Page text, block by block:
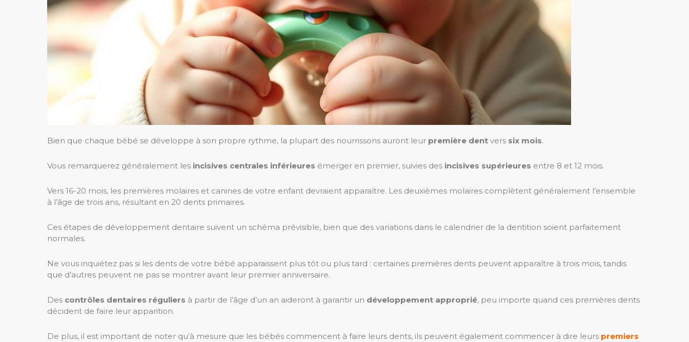
Bien que chaque bébé se développe à son propre rythme, la plupart des nourrissons auront leur première dent vers six mois.
Vous remarquerez généralement les incisives centrales inférieures émerger en premier, suivies des incisives supérieures entre 8 et 12 mois.
Vers 16-20 mois, les premières molaires et canines de votre enfant devraient apparaître. Les deuxièmes molaires complètent généralement l’ensemble
à l’âge de trois ans, résultant en 20 dents primaires.
Ces étapes de développement dentaire suivent un schéma prévisible, bien que des variations dans le calendrier de la dentition soient parfaitement
normales.
Ne vous inquiétez pas si les dents de votre bébé apparaissent plus tôt ou plus tard : certaines premières dents peuvent apparaître à trois mois, tandis
que d’autres peuvent ne pas se montrer avant leur premier anniversaire.
Des contrôles dentaires réguliers à partir de l’âge d’un an aideront à garantir un développement approprié, peu importe quand ces premières dents
décident de faire leur apparition.
De plus, il est important de noter qu’à mesure que les bébés commencent à faire leurs dents, ils peuvent également commencer à dire leurs premiers